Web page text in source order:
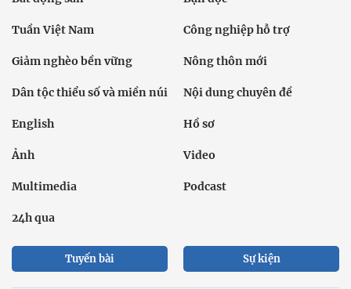
Tuần Việt Nam Công nghiệp hỗ trợ
Giảm nghèo bền vững Nông thôn mới
Dân tộc thiểu số và miền núi Nội dung chuyên đề
English Hồ sơ
Ảnh Video
Multimedia Podcast
24h qua
Tuyến bài Sự kiện